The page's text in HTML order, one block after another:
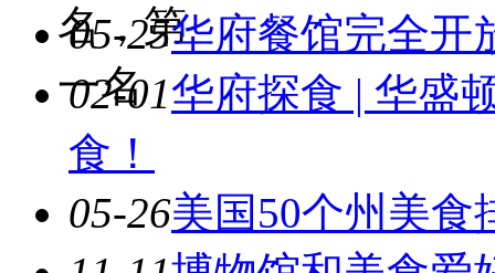
名，第
一名
05-25华府餐馆完全开
02-01华府探食 | 华盛
食！
05-26美国50个州美食